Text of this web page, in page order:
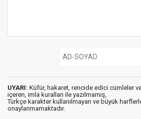
UYARI: Küfür, hakaret, rencide edici cümleler
içeren, imla kuralları ile yazılmamış,
Türkçe karakter kullanılmayan ve büyük
onaylanmamaktadır.